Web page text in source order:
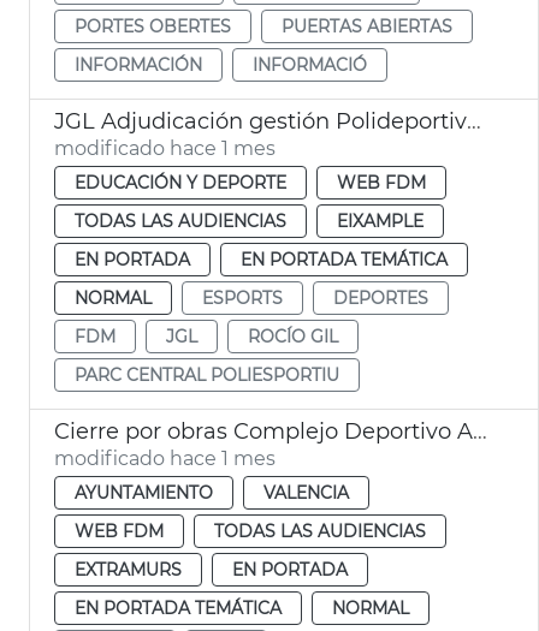
PORTES OBERTES
PUERTAS ABIERTAS
INFORMACIÓN
INFORMACIÓ
JGL Adjudicación gestión Polideportivo Parc Central
modificado hace 1 mes
EDUCACIÓN Y DEPORTE
WEB FDM
TODAS LAS AUDIENCIAS
EIXAMPLE
EN PORTADA
EN PORTADA TEMÁTICA
NORMAL
ESPORTS
DEPORTES
FDM
JGL
ROCÍO GIL
PARC CENTRAL POLIESPORTIU
Cierre por obras Complejo Deportivo Alcances
modificado hace 1 mes
AYUNTAMIENTO
VALENCIA
WEB FDM
TODAS LAS AUDIENCIAS
EXTRAMURS
EN PORTADA
EN PORTADA TEMÁTICA
NORMAL